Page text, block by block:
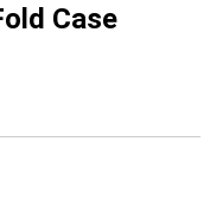
Case